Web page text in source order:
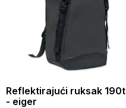
Reflektirajući ruksak 190t
- eiger